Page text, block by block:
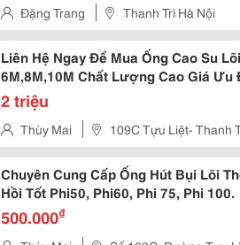
Đặng Trang Thanh Trì Hà Nội
Liên Hệ Ngay Để Mua Ống Cao Su
6M,8M,10M Chất Lượng Cao Giá Ưu
2 triệu
Thùy Mai 109C Tựu Liệt- Thanh
Chuyên Cung Cấp Ống Hút Bụi Lõi
Hồi Tốt Phi50, Phi60, Phi 75, Phi 100.
500.000₫